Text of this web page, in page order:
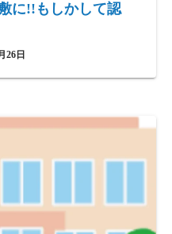
に!!もしかして認
26日